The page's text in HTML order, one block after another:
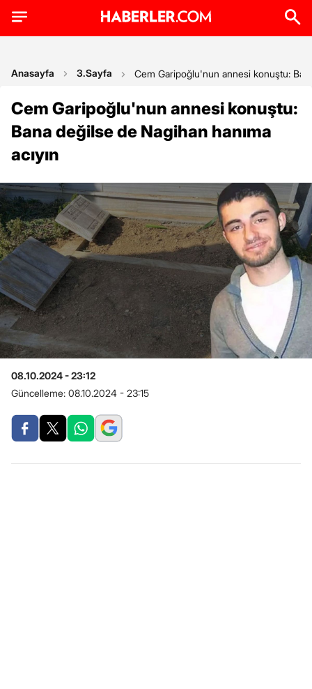
Anasayfa 3.Sayfa Cem Garipoğlu'nun annesi konuştu:
Cem Garipoğlu'nun annesi konuştu:
Bana değilse de Nagihan hanıma
acıyın
08.10.2024 - 23:12
Güncelleme: 08.10.2024 - 23:15